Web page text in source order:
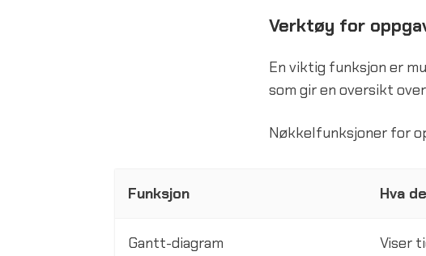
Verktøy for
En viktig funksjon er
som gir en oversikt
Nøkkelfunksjoner for
Funksjon Hva
Gantt-diagram Viser